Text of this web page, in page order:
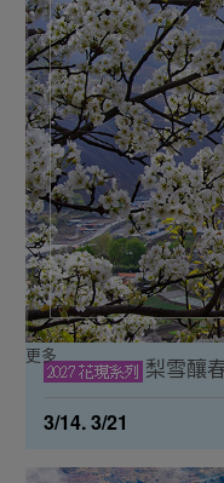
梨雪釀
3/14. 3/21
更多